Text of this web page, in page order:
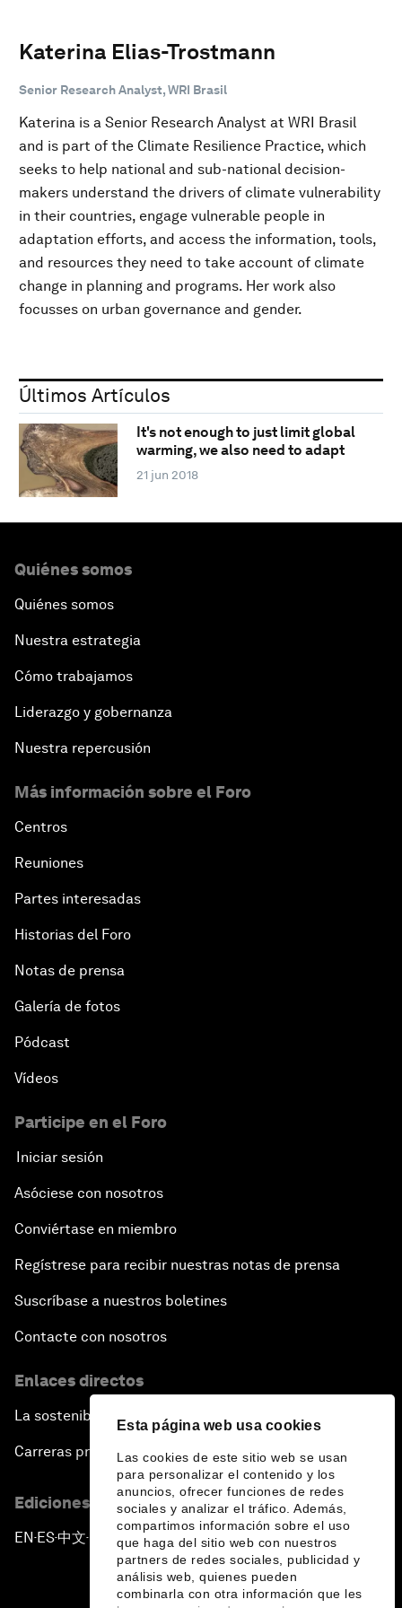
Esta página web usa cookies
Las cookies de este sitio web se usan
para personalizar el contenido y los
anuncios, ofrecer funciones de redes
sociales y analizar el tráfico. Además,
compartimos información sobre el uso
que haga del sitio web con nuestros
partners de redes sociales, publicidad y
análisis web, quienes pueden
combinarla con otra información que les
Katerina Elias-Trostmann
Senior Research Analyst, WRI Brasil
Katerina is a Senior Research Analyst at WRI Brasil
and is part of the Climate Resilience Practice, which
seeks to help national and sub-national decision-
makers understand the drivers of climate vulnerability
in their countries, engage vulnerable people in
adaptation efforts, and access the information, tools,
and resources they need to take account of climate
change in planning and programs. Her work also
focusses on urban governance and gender.
Últimos Artículos
It's not enough to just limit global
warming, we also need to adapt
21 jun 2018
Quiénes somos
Quiénes somos
Nuestra estrategia
Cómo trabajamos
Liderazgo y gobernanza
Nuestra repercusión
Más información sobre el Foro
Centros
Reuniones
Partes interesadas
Historias del Foro
Notas de prensa
Galería de fotos
Pódcast
Vídeos
Participe en el Foro
Iniciar sesión
Asóciese con nosotros
Conviértase en miembro
Regístrese para recibir nuestras notas de prensa
Suscríbase a nuestros boletines
Contacte con nosotros
Enlaces directos
La sostenibilidad en el Foro
Carreras profesionales
Ediciones en otros idiomas
EN ▪ES▪中文▪ 日本語